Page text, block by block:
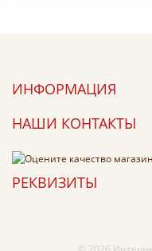
ИНФОРМАЦИЯ
НАШИ КОНТАКТЫ
РЕКВИЗИТЫ